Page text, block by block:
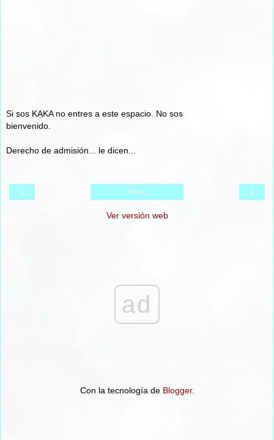
Si sos KAKA no entres a este espacio. No sos
bienvenido.
Derecho de admisión... le dicen...
‹ ›
Inicio
Ver versión web
ad
Con la tecnología de Blogger.